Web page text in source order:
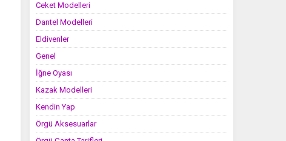
Ceket Modelleri
Dantel Modelleri
Eldivenler
Genel
İğne Oyası
Kazak Modelleri
Kendin Yap
Örgü Aksesuarlar